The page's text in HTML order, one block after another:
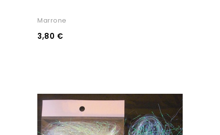
Marrone
3,80 €